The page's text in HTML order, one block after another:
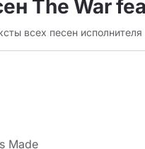
The War
всех песен
Made